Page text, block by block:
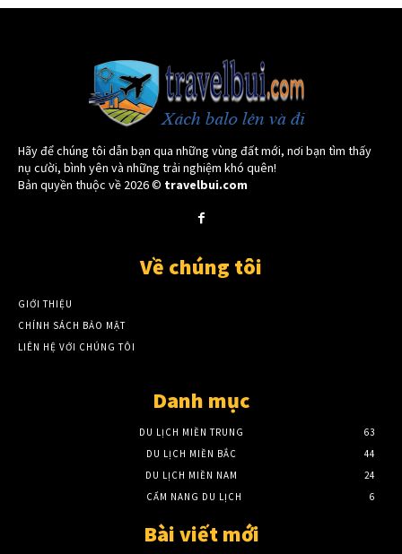
Hãy để chúng tôi dẫn bạn qua những vùng đất mới, nơi bạn tìm thấy
nụ cười, bình yên và những trải nghiệm khó quên!
Bản quyền thuộc về 2026 © travelbui.com
Về chúng tôi
GIỚI THIỆU
CHÍNH SÁCH BẢO MẬT
LIÊN HỆ VỚI CHÚNG TÔI
Danh mục
DU LỊCH MIỀN TRUNG
63
DU LỊCH MIỀN BẮC
44
DU LỊCH MIỀN NAM
24
CẨM NANG DU LỊCH
6
Bài viết mới